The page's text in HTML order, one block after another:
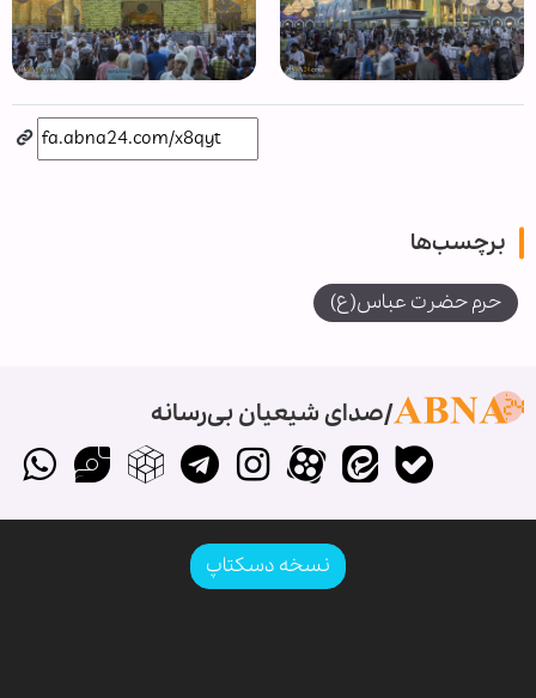
برچسب‌ها
حرم حضرت عباس(ع)
صدای شیعیان بی‌رسانه
نسخه دسکتاپ